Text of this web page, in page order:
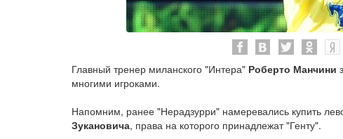
Главный тренер миланского "Интера" Роберто Манчини
многими игроками.
Напомним, ранее "Нерадзурри" намеревались купить
Зукановича, права на которого принадлежат "Генту".